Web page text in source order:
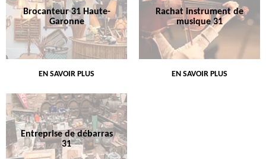
Brocanteur 31 Haute-
Garonne
EN SAVOIR PLUS
Rachat instrument de
musique 31
EN SAVOIR PLUS
Entreprise de débarras
31